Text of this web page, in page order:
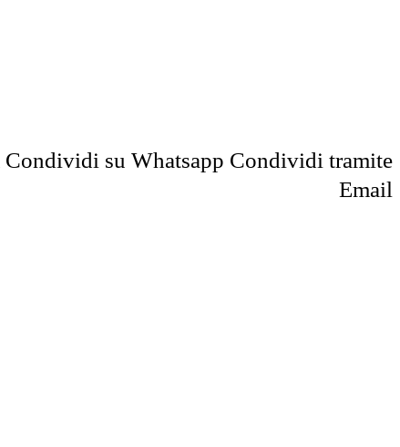
Condividi su Whatsapp Condividi tramite
Email